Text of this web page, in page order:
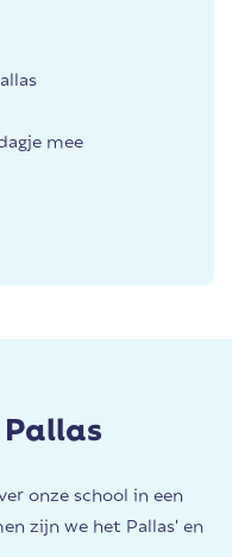
mee
onze school in een
zijn we het Pallas' en